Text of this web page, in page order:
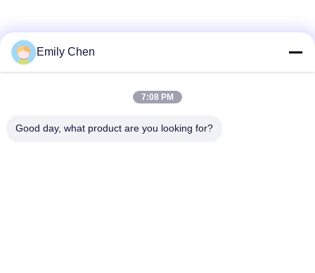
Emily Chen
7:08 PM
Good day, what product are you looking for?